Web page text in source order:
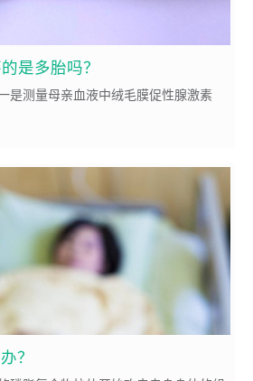
是多胎吗？
是测量母亲血液中绒毛膜促性腺激素
？